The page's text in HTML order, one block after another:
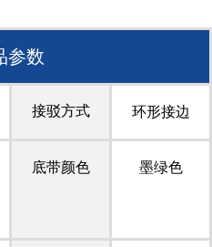
参数
接驳方式 环形接边
底带颜色 墨绿色